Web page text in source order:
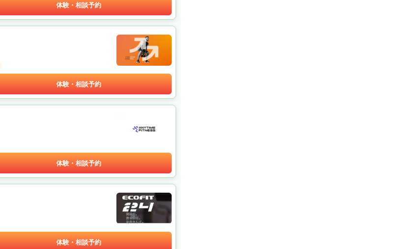
体験・相談予約
体験・相談予約
体験・相談予約
体験・相談予約